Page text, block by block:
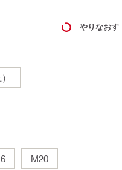
やりなおす
M20